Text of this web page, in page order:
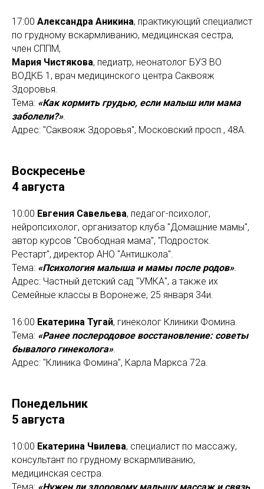
17:00 Александра Аникина, практикующий специалист
по грудному вскармливанию, медицинская сестра,
член СППМ,
Мария Чистякова, педиатр, неонатолог БУЗ ВО
ВОДКБ 1, врач медицинского центра Саквояж
Здоровья.
Тема: «Как кормить грудью, если малыш или мама
заболели?».
Адрес: "Саквояж Здоровья", Московский просп., 48А.
Воскресенье
4 августа
10:00 Евгения Савельева, педагог-психолог,
нейропсихолог, организатор клуба "Домашние мамы",
автор курсов "Свободная мама", "Подросток.
Рестарт", директор АНО "Антишкола".
Тема: «Психология малыша и мамы после родов».
Адрес: Частный детский сад "УМКА", а также их
Семейные классы в Воронеже, 25 января 34и.
16:00 Екатерина Тугай, гинеколог Клиники Фомина.
Тема: «Ранее послеродовое восстановление: советы
бывалого гинеколога».
Адрес: "Клиника Фомина", Карла Маркса 72а.
Понедельник
5 августа
10:00 Екатерина Чвилева, специалист по массажу,
консультант по грудному вскармливанию,
медицинская сестра.